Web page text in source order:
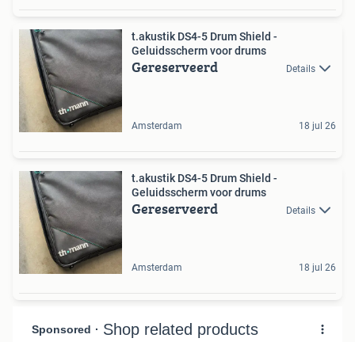
t.akustik DS4-5 Drum Shield -
Geluidsscherm voor drums
Gereserveerd Details
Amsterdam 18 jul 26
t.akustik DS4-5 Drum Shield -
Geluidsscherm voor drums
Gereserveerd Details
Amsterdam 18 jul 26